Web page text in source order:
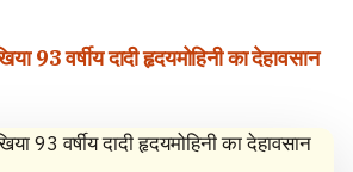
93 वर्षीय दादी हृदयमोहिनी का देहावसान